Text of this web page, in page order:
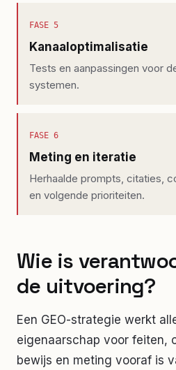
FASE 5
Kanaaloptimalisatie
Tests en aanpassingen voor
systemen.
FASE 6
Meting en iteratie
Herhaalde prompts, citaties,
en volgende prioriteiten.
Wie is
de uitvoering?
Een GEO-strategie werkt
eigenaarschap voor feiten,
bewijs en meting vooraf is